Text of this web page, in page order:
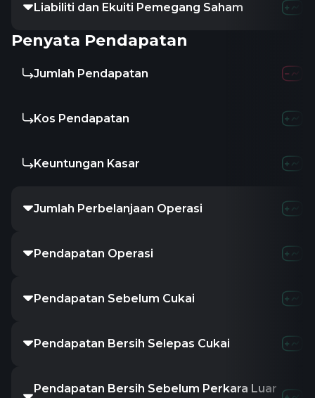
Liabiliti dan Ekuiti Pemegang Saham
Penyata Pendapatan
Jumlah Pendapatan
Kos Pendapatan
Keuntungan Kasar
Jumlah Perbelanjaan Operasi
Pendapatan Operasi
Pendapatan Sebelum Cukai
Pendapatan Bersih Selepas Cukai
Pendapatan Bersih Sebelum Perkara Luar